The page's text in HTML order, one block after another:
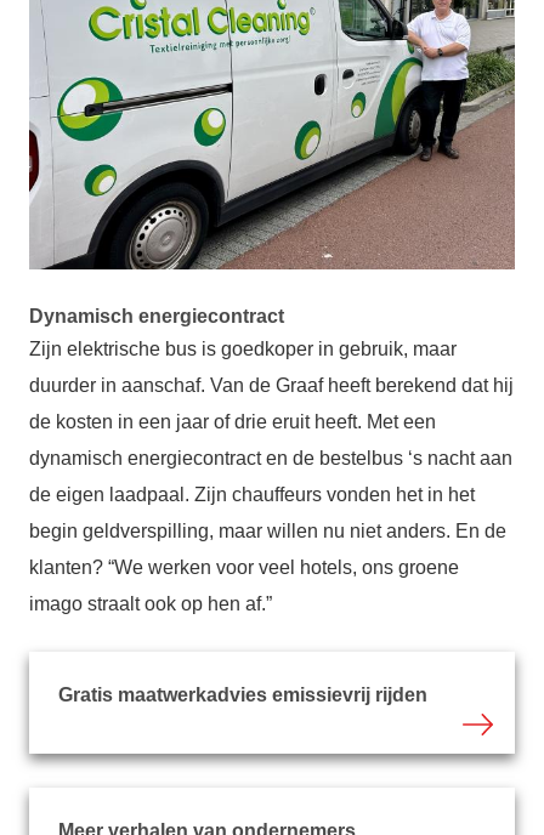
Dynamisch energiecontract
Zijn elektrische bus is goedkoper in gebruik, maar
duurder in aanschaf. Van de Graaf heeft berekend dat hij
de kosten in een jaar of drie eruit heeft. Met een
dynamisch energiecontract en de bestelbus ‘s nacht aan
de eigen laadpaal. Zijn chauffeurs vonden het in het
begin geldverspilling, maar willen nu niet anders. En de
klanten? “We werken voor veel hotels, ons groene
imago straalt ook op hen af.”
Gratis maatwerkadvies emissievrij rijden